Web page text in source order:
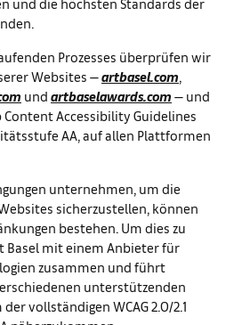
Prozesses überprüfen wir
Websites —artbasel.com,
und artbaselawards.com — und
Accessibility Guidelines
AA, auf allen Plattformen
unternehmen, um die
sicherzustellen, können
bestehen. Um dies zu
Basel mit einem Anbieter für
zusammen und führt
unterstützenden
vollständigen WCAG 2.0/2.1